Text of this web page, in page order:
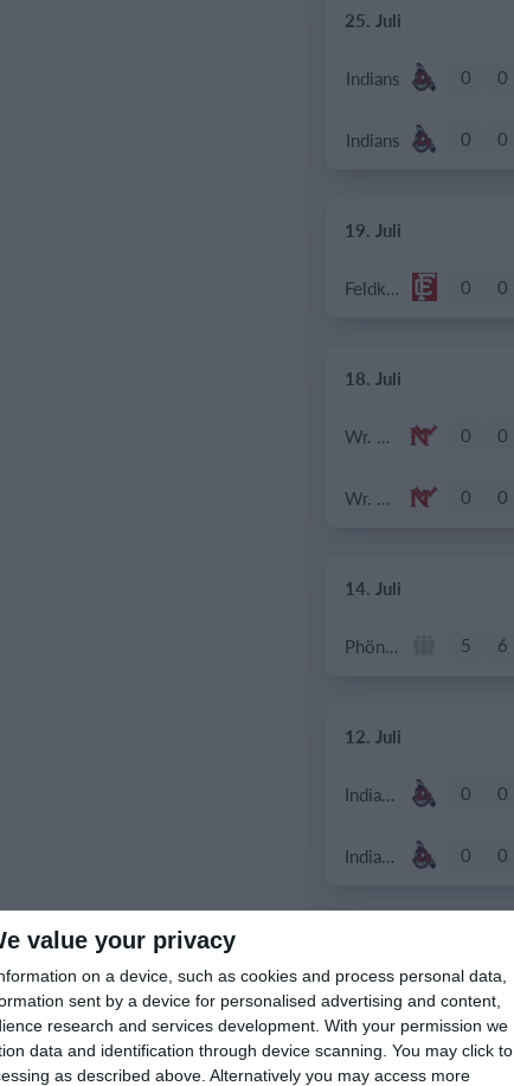
value your privacy
on a device, such as cookies and process personal data,
sent by a device for personalised advertising and content,
research and services development. With your permission we
data and identification through device scanning. You may click to
as described above. Alternatively you may access more
25. Juli
Indians 0 0
Indians 0 0
19. Juli
Feldkirch Cardinals U18 0 0
18. Juli
Wr. Neustadt Diving Ducks 0 0
Wr. Neustadt Diving Ducks 0 0
14. Juli
Phönix Neuhart 5 6
12. Juli
Indians Juniors U16 0 0
Indians Juniors U16 0 0
Indians 0 0
Indians 0 0